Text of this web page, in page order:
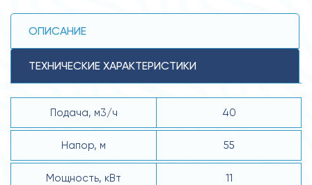
ОПИСАНИЕ
ТЕХНИЧЕСКИЕ ХАРАКТЕРИСТИКИ
Подача, м3/ч 40
Напор, м 55
Мощность, кВт 11